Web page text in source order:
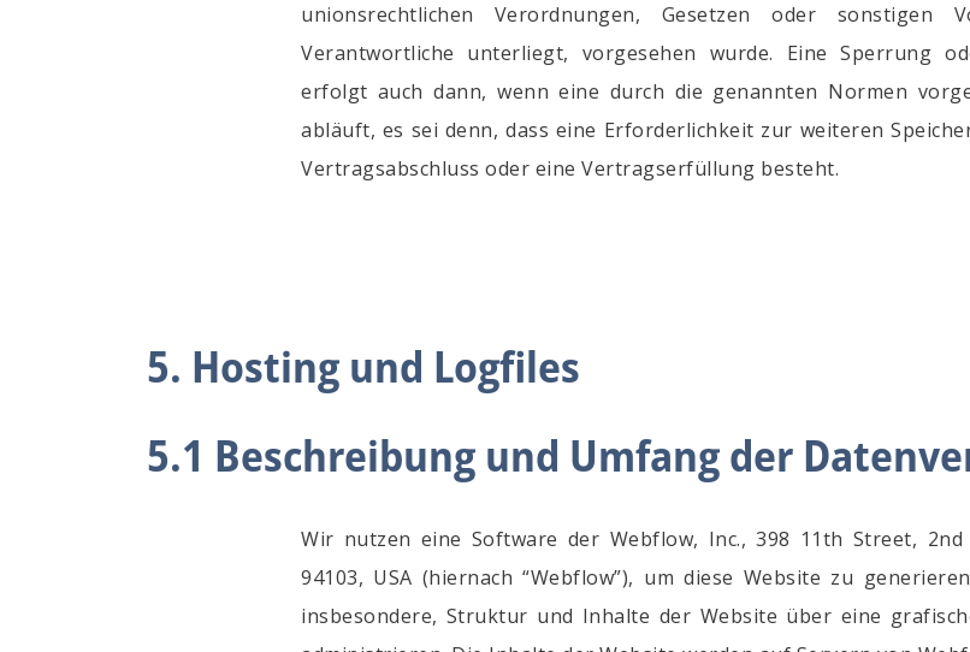
unionsrechtlichen Verordnungen, Gesetzen oder sonstigen
Verantwortliche unterliegt, vorgesehen wurde. Eine Sperrung
erfolgt auch dann, wenn eine durch die genannten Normen
abläuft, es sei denn, dass eine Erforderlichkeit zur weiteren
Vertragsabschluss oder eine Vertragserfüllung besteht.
5. Hosting und Logfiles
5.1 Beschreibung und Umfang der
Wir nutzen eine Software der Webflow, Inc., 398 11th Street, 2nd
94103, USA (hiernach “Webflow”), um diese Website zu
insbesondere, Struktur und Inhalte der Website über eine